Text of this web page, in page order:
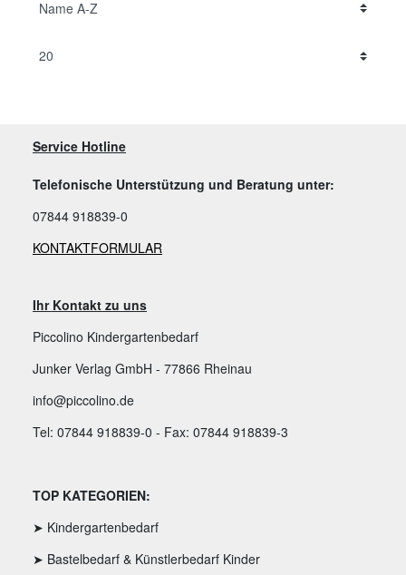
Service Hotline
Telefonische Unterstützung und Beratung unter:
07844 918839-0
KONTAKTFORMULAR
Ihr Kontakt zu uns
Piccolino Kindergartenbedarf
Junker Verlag GmbH - 77866 Rheinau
info@piccolino.de
Tel: 07844 918839-0 - Fax: 07844 918839-3
TOP KATEGORIEN:
➤ Kindergartenbedarf
➤ Bastelbedarf & Künstlerbedarf Kinder